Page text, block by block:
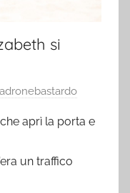
si
aprì la porta e
un traffico